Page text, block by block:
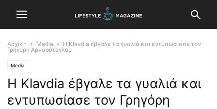
Αρχική Media
Η Klavdia έβγαλε τα γυαλιά και εντυπωσίασε τον
Γρηγόρη Αρναούτογλου
Media
Η Klavdia έβγαλε τα γυαλιά και
εντυπωσίασε τον Γρηγόρη